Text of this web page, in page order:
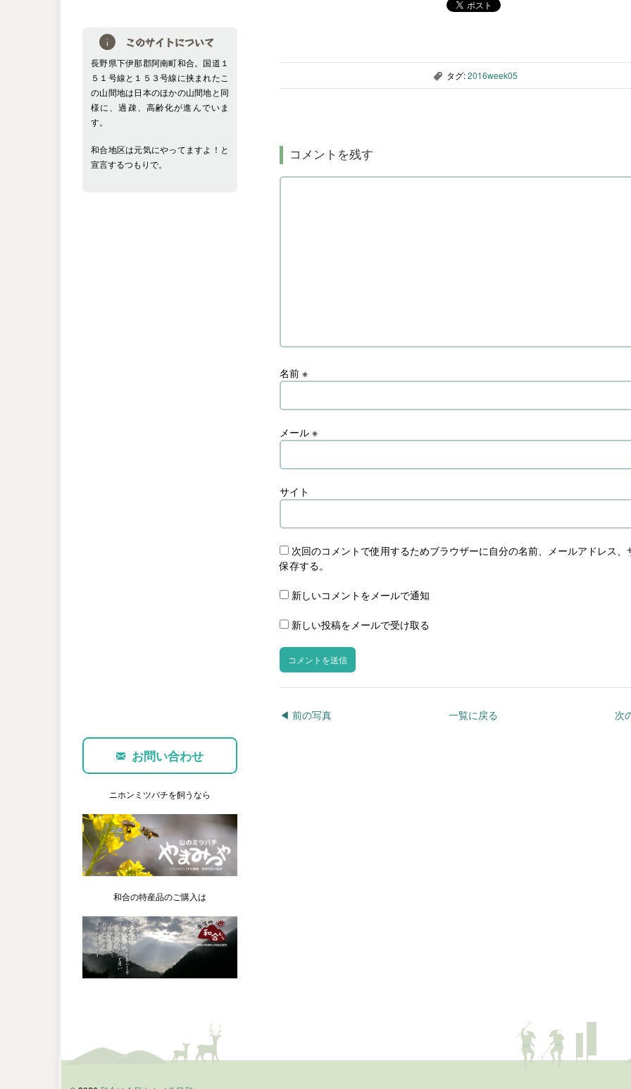
, タグ:2016week05
コメントを残す
名前 ※
メール ※
サイト
次回のコメントで使用するためブラウザーに自分の名前、メールアドレス、
保存する。
新しいコメントをメールで通知
新しい投稿をメールで受け取る
◀︎ 前の写真 次
一覧に戻る
このサイトについて
長野県下伊那郡阿南町和合。国道１
５１号線と１５３号線に挟まれたこ
の山間地は日本のほかの山間地と同
様に、過疎、高齢化が進んでいま
す。
和合地区は元気にやってますよ！と
宣言するつもりで。
お問い合わせ
ニホンミツバチを飼うなら
和合の特産品のご購入は